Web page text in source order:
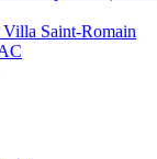
Villa Saint-Romain